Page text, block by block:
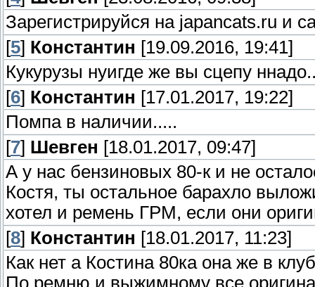
Зарегистрируйся на japancats.ru и
[5] Константин [19.09.2016, 19:41]
Кукурузы нуигде же вы сцепу
[6] Константин [17.01.2017, 19:22]
Помпа в наличии.....
[7] Шевген [18.01.2017, 09:47]
А у нас бензиновых 80-к и не
Костя, ты остальное барахло
хотел и ремень ГРМ, если они
[8] Константин [18.01.2017, 11:23]
Как нет а Костина 80ка она же в
По ремню и выжимному все